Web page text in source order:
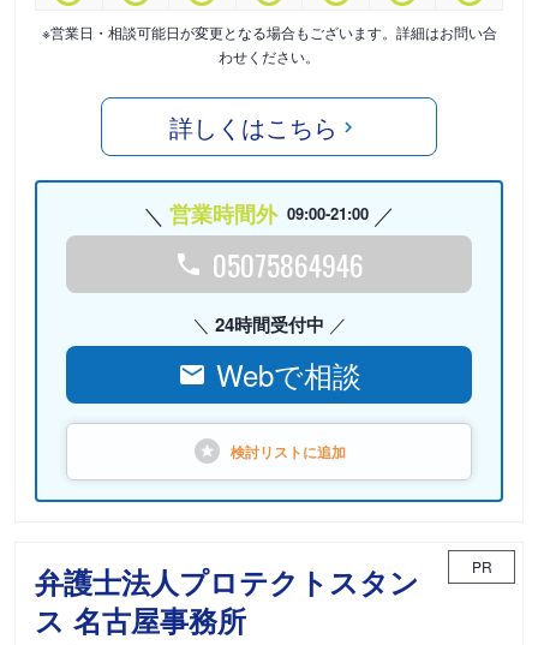
※営業日・相談可能日が変更となる場合もございます。詳細はお問い合
わせください。
詳しくはこちら
営業時間外 09:00-21:00
05075864946
24時間受付中
Webで相談
検討リストに追加
弁護士法人プロテクトスタン
ス 名古屋事務所
PR